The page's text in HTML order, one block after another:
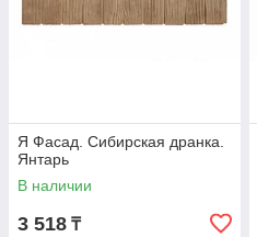
Я Фасад. Сибирская дранка.
Янтарь
В наличии
3 518 ₸